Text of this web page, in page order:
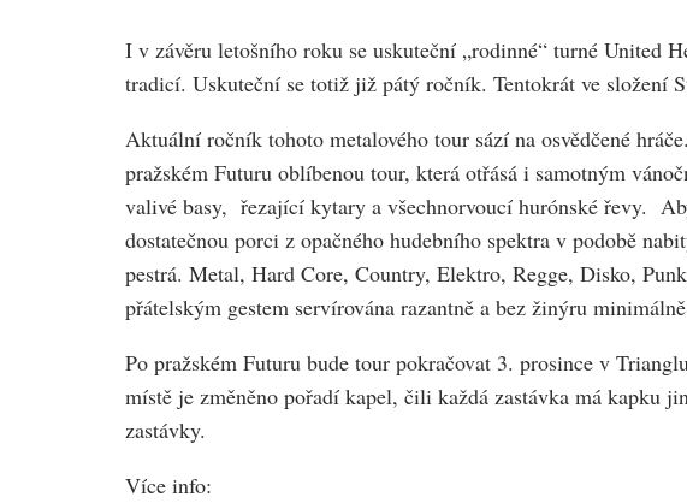
I v závěru letošního roku se uskuteční „rodinné“ turné United
tradicí. Uskuteční se totiž již pátý ročník. Tentokrát ve složení
Aktuální ročník tohoto metalového tour sází na osvědčené
pražském Futuru oblíbenou tour, která otřásá i samotným
valivé basy, řezající kytary a všechnorvoucí hurónské řevy.
dostatečnou porci z opačného hudebního spektra v podobě
pestrá. Metal, Hard Core, Country, Elektro, Regge, Disko,
přátelským gestem servírována razantně a bez žinýru
Po pražském Futuru bude tour pokračovat 3. prosince v
místě je změněno pořadí kapel, čili každá zastávka má kapku
zastávky.
Více info: